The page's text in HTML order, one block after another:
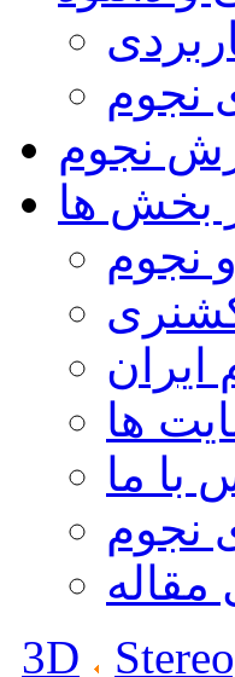
نجوم
نجوم
بخش ها
نجوم
ایران
ها
با ما
نجوم
مقاله
3D